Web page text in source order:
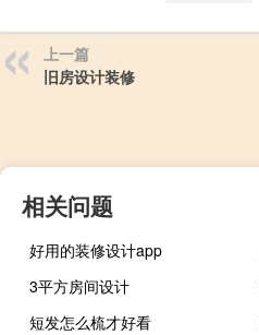
上一篇
旧房设计装修
相关问题
好用的装修设计app
3平方房间设计
短发怎么梳才好看